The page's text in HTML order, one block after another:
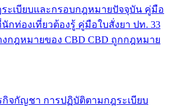
ะเบียบและกรอบกฎหมายปัจจุบัน คู่มือ
กท่องเที่ยวต้องรู้ คู่มือใบสั่งยา ปท. 33
กฎหมายของ CBD CBD ถูกกฎหมาย
กิจกัญชา การปฏิบัติตามกฎระเบียบ